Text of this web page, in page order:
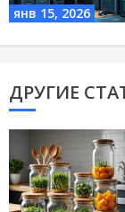
янв 15, 2026
ДРУГИЕ